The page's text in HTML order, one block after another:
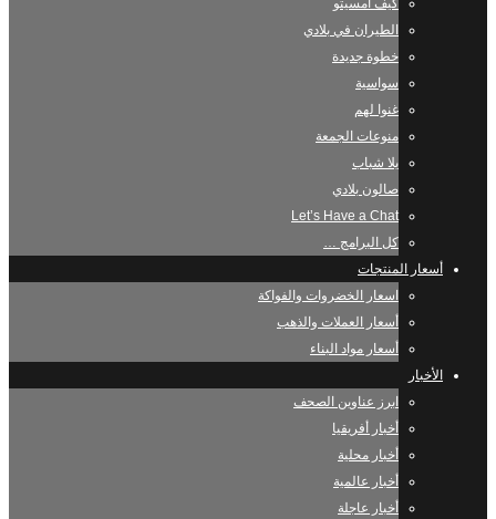
كيف أمسيتو
الطيران في بلادي
خطوة جديدة
سواسية
غنوا لهم
منوعات الجمعة
يلا شباب
صالون بلادي
Let’s Have a Chat
كل البرامج …
أسعار المنتجات
اسعار الخضروات والفواكة
أسعار العملات والذهب
أسعار مواد البناء
الأخبار
ابرز عناوين الصحف
أخبار أفريقيا
أخبار محلية
أخبار عالمية
أخبار عاجلة